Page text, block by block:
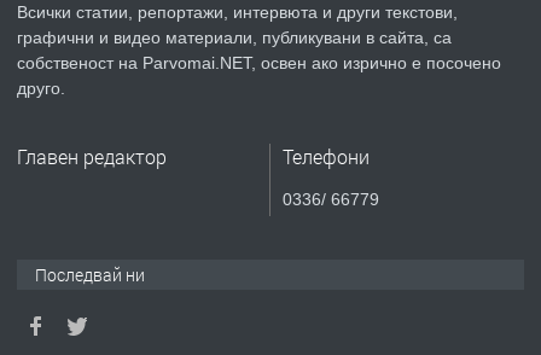
преди 1 година
ПРЕДЛАГА Уроци по Математика
Всички статии, репортажи, интервюта и други текстови,
графични и видео материали, публикувани в сайта, са
собственост на Parvomai.NET, освен ако изрично е посочено
друго.
Главен редактор Телефони
0336/ 66779
Последвай ни